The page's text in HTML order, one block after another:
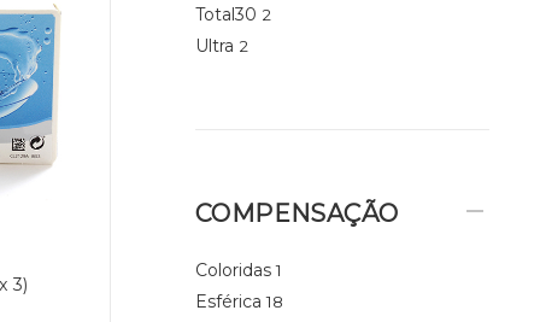
3)
Total30 2
Ultra 2
COMPENSAÇÃO
Coloridas 1
Esférica 18